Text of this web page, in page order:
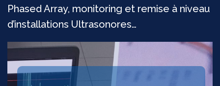
Phased Array, monitoring et remise à niveau
d’installations Ultrasonores…